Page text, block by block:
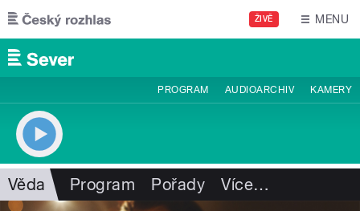
Přejít k hlavnímu obsahu
ŽIVĚ MENU
PROGRAM AUDIOARCHIV KAMERY
Věda Program Pořady Více…